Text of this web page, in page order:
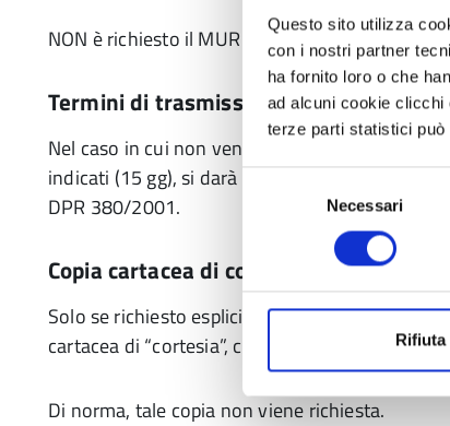
Questo sito utilizza
con i nostri partner
ha fornito loro o che
ad alcuni cookie
terze parti statistici
Necessari
Rifiuta
NON è richiesto il MUR A.7/D.7
Termini di trasmissione
Nel caso in cui non venga trasmessa
indicati (15 gg), si darà atto alle procedure
DPR 380/2001.
Copia cartacea di cortesia
Solo se richiesto esplicitamente, dovrà essere
cartacea di “cortesia”, che riproduca
Di norma, tale copia non viene richiesta.